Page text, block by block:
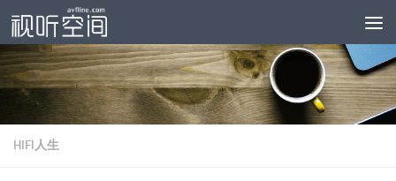
跳至内容
HIFI人生